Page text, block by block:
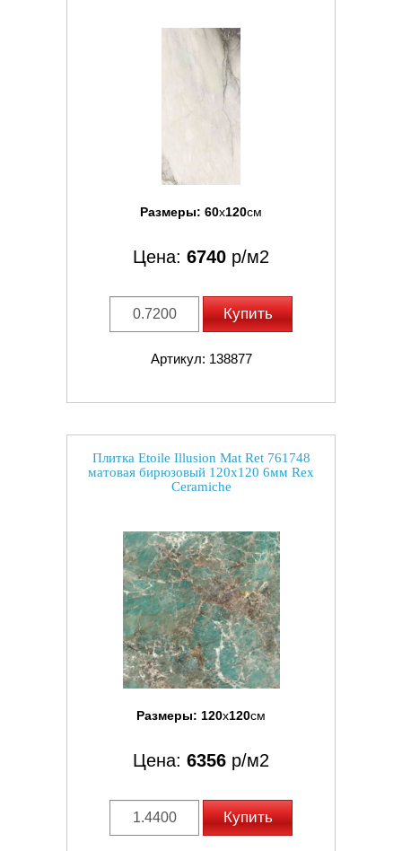
Размеры: 60x120см
Цена: 6740 р/м2
Купить
Артикул: 138877
Плитка Etoile Illusion Mat Ret 761748
матовая бирюзовый 120x120 6мм Rex
Ceramiche
Размеры: 120x120см
Цена: 6356 р/м2
Купить